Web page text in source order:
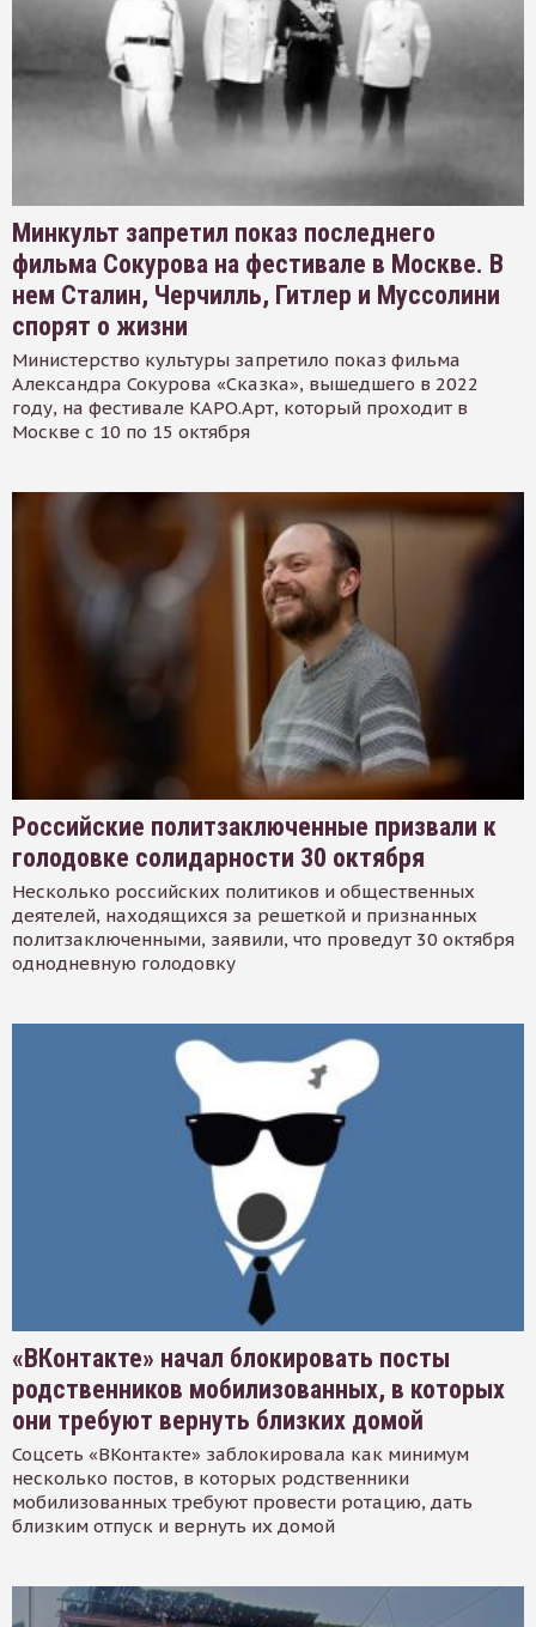
Минкульт запретил показ последнего
фильма Сокурова на фестивале в Москве. В
нем Сталин, Черчилль, Гитлер и Муссолини
спорят о жизни
Министерство культуры запретило показ фильма
Александра Сокурова «Сказка», вышедшего в 2022
году, на фестивале КАРО.Арт, который проходит в
Москве с 10 по 15 октября
Российские политзаключенные призвали к
голодовке солидарности 30 октября
Несколько российских политиков и общественных
деятелей, находящихся за решеткой и признанных
политзаключенными, заявили, что проведут 30 октября
однодневную голодовку
«ВКонтакте» начал блокировать посты
родственников мобилизованных, в которых
они требуют вернуть близких домой
Соцсеть «ВКонтакте» заблокировала как минимум
несколько постов, в которых родственники
мобилизованных требуют провести ротацию, дать
близким отпуск и вернуть их домой